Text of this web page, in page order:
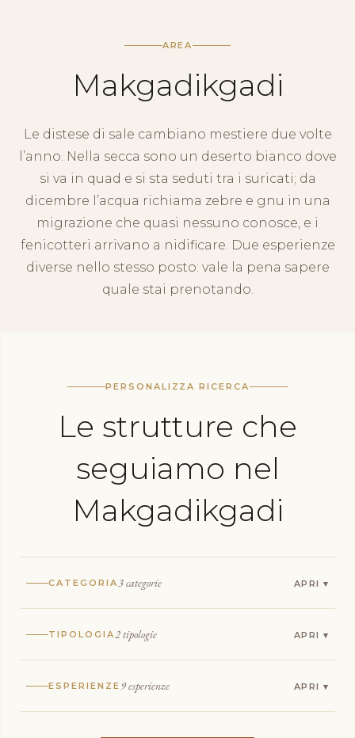
AREA
Makgadikgadi
Le distese di sale cambiano mestiere due volte
l’anno. Nella secca sono un deserto bianco dove
si va in quad e si sta seduti tra i suricati; da
dicembre l’acqua richiama zebre e gnu in una
migrazione che quasi nessuno conosce, e i
fenicotteri arrivano a nidificare. Due esperienze
diverse nello stesso posto: vale la pena sapere
quale stai prenotando.
PERSONALIZZA RICERCA
Le strutture che
seguiamo nel
Makgadikgadi
CATEGORIA 3 categorie
TIPOLOGIA 2 tipologie
ESPERIENZE 9 esperienze